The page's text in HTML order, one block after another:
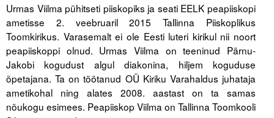
Incoterms® 2020
Abimaterjalid
Projektid
Urmas Viilma pühitseti piiskopiks ja seati EELK peapiiskopi
ametisse 2. veebruaril 2015 Tallinna Piiskoplikus
Toomkirikus. Varasemalt ei ole Eesti luteri kirikul nii noort
peapiiskoppi olnud. Urmas Viilma on teeninud Pärnu-
Jakobi kogudust algul diakonina, hiljem koguduse
õpetajana. Ta on töötanud OÜ Kiriku Varahaldus juhataja
ametikohal ning alates 2008. aastast on ta samas
nõukogu esimees. Peapiiskop Viilma on Tallinna Toomkooli